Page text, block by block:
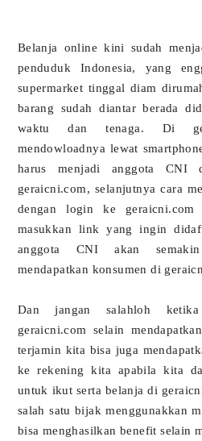
Belanja online kini sudah
penduduk Indonesia, yang
supermarket tinggal diam
barang sudah diantar berada
waktu dan tenaga. Di
mendowloadnya lewat
harus menjadi anggota CNI
geraicni.com, selanjutnya cara
dengan login ke
masukkan link yang ingin
anggota CNI akan semakin
mendapatkan konsumen di
Dan jangan salahloh
geraicni.com selain
terjamin kita bisa juga
ke rekening kita apabila kita
untuk ikut serta belanja di
salah satu bijak menggunakkan
bisa menghasilkan benefit selain